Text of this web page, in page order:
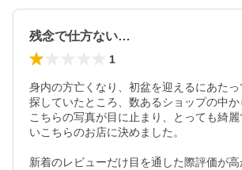
残念で仕方ない…
1
身内の方亡くなり、初盆を迎えるにあた
探していたところ、数あるショップの中
こちらの写真が目に止まり、とっても綺
いこちらのお店に決めました。
新着のレビューだけ目を通した際評価が高